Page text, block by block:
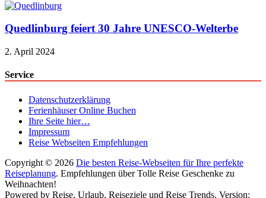
Quedlinburg feiert 30 Jahre UNESCO-Welterbe
2. April 2024
Service
Datenschutzerklärung
Ferienhäuser Online Buchen
Ihre Seite hier…
Impressum
Reise Webseiten Empfehlungen
Copyright © 2026 Die besten Reise-Webseiten für Ihre perfekte
Reiseplanung. Empfehlungen über Tolle Reise Geschenke zu
Weihnachten!
Powered by Reise, Urlaub, Reiseziele und Reise Trends. Version: